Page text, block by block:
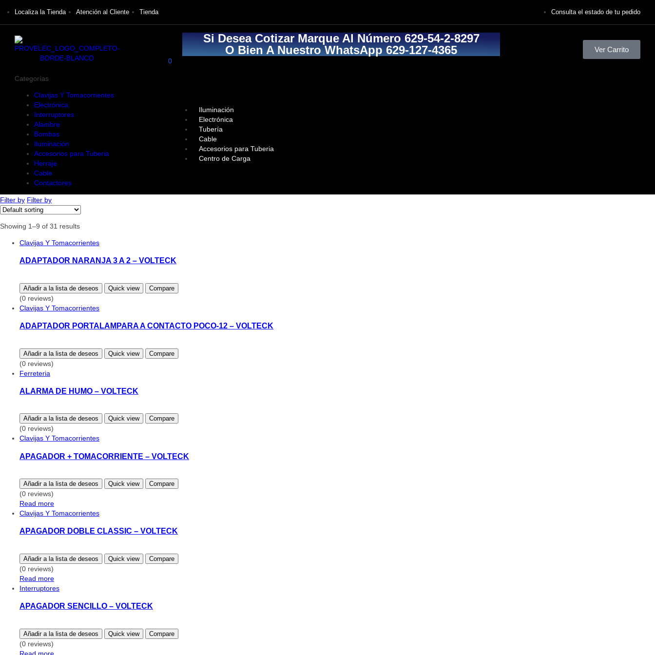
Localiza la Tienda Atención al Cliente Tienda Consulta el estado de tu pedido
Si Desea Cotizar Marque Al Número 629-54-2-8297
O Bien A Nuestro WhatsApp 629-127-4365
0
Ver Carrito
Categorías
Clavijas Y Tomacorrientes
Electrónica
Interruptores
Alambre
Bombas
Iluminación
Accesorios para Tuberia
Herraje
Cable
Contactores
Iluminación
Electrónica
Tubería
Cable
Accesorios para Tuberia
Centro de Carga
Filter by Filter by
Showing 1–9 of 31 results
Clavijas Y Tomacorrientes
ADAPTADOR NARANJA 3 A 2 – VOLTECK
Añadir a la lista de deseos Quick view Compare
(0 reviews)
Clavijas Y Tomacorrientes
ADAPTADOR PORTALAMPARA A CONTACTO POCO-12 – VOLTECK
Añadir a la lista de deseos Quick view Compare
(0 reviews)
Ferreteria
ALARMA DE HUMO – VOLTECK
Añadir a la lista de deseos Quick view Compare
(0 reviews)
Clavijas Y Tomacorrientes
APAGADOR + TOMACORRIENTE – VOLTECK
Añadir a la lista de deseos Quick view Compare
(0 reviews)
Read more
Clavijas Y Tomacorrientes
APAGADOR DOBLE CLASSIC – VOLTECK
Añadir a la lista de deseos Quick view Compare
(0 reviews)
Read more
Interruptores
APAGADOR SENCILLO – VOLTECK
Añadir a la lista de deseos Quick view Compare
(0 reviews)
Read more